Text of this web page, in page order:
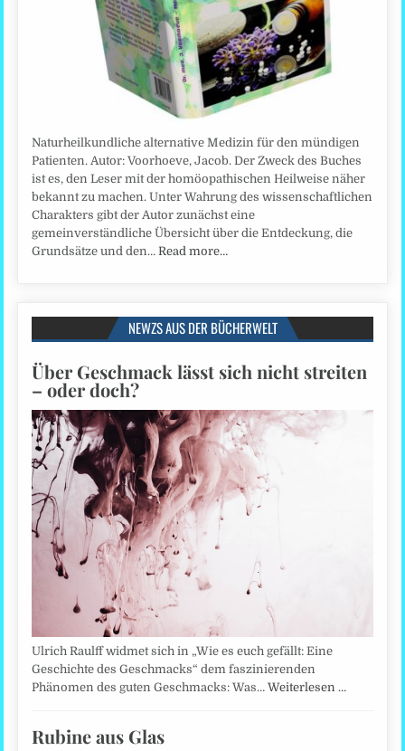
Naturheilkundliche alternative Medizin für den mündigen
Patienten. Autor: Voorhoeve, Jacob. Der Zweck des Buches
ist es, den Leser mit der homöopathischen Heilweise näher
bekannt zu machen. Unter Wahrung des wissenschaftlichen
Charakters gibt der Autor zunächst eine
gemeinverständliche Übersicht über die Entdeckung, die
Grundsätze und den…Read more…
NEWZS AUS DER BÜCHERWELT
Über Geschmack lässt sich nicht streiten
– oder doch?
Ulrich Raulff widmet sich in „Wie es euch gefällt: Eine
Geschichte des Geschmacks“ dem faszinierenden
Phänomen des guten Geschmacks: Was…Weiterlesen …
Rubine aus Glas